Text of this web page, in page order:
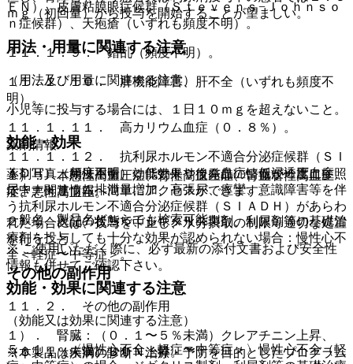
ＥＮ）、皮膚粘膜眼症候群（Ｓｔｅｖｅｎｓ−Ｊｏｈｎｓｏ
ｎ症候群）、天疱瘡（いずれも頻度不明）。
１１．１．９． 錯乱（頻度不明）。
１１．１．１０． 肝機能障害、肝不全（いずれも頻度不
明）。
１１．１．１１． 高カリウム血症（０．８％）。
１１．１．１２． 抗利尿ホルモン不適合分泌症候群（ＳＩ
ＡＤＨ）（頻度不明）：低ナトリウム血症、低浸透圧血症、
尿中ナトリウム排泄量増加、高張尿、痙攣、意識障害等を伴
う抗利尿ホルモン不適合分泌症候群（ＳＩＡＤＨ）があらわ
れた場合には、投与を中止し、水分摂取の制限等適切な処置
を行うこと。
その他の副作用
１１．２． その他の副作用
１）． 腎臓：（０．１〜５％未満）クレアチニン上昇、
（０．１％未満）ＢＵＮ上昇。
ｍｇ（初回量）から投与を開始することが望ましい。
用法・用量に関連する注意
（用法及び用量に関連する注意）
小児等に投与する場合には、１日１０ｍｇを超えないこと。
効能・効果
１）． 本態性高血圧症、腎性高血圧症、腎血管性高血圧
症、悪性高血圧。
２）． 次記の状態で、ジギタリス製剤、利尿剤等の基礎治
療剤を投与しても十分な効果が認められない場合：慢性心不
全＜軽症〜中等症＞。
効能・効果に関連する注意
（効能又は効果に関連する注意）
５．１． 〈慢性心不全＜軽症〜中等症＞〉慢性心不全（軽
薬剤情報
薬剤写真、用法用量、効能効果や後発品の情報が一度に参照
でき、関連情報へ簡単にアクセスができます。
一般名、製品名どちらでも検索可能！
※ ご使用いただく際に、必ず最新の添付文書および安全性
情報も併せてご確認下さい。
※本製品は疾病の診断・治療・予防を目的としたプログラム